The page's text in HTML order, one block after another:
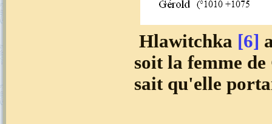
Hlawitchka [6]
soit la femme
sait qu'elle